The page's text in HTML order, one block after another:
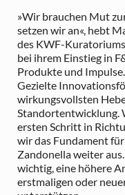
»Wir brauchen Mut
setzen wir an«, hebt
des KWF-
bei ihrem Einstieg in
Produkte und
Gezielte
wirkungsvollsten
Standortentwicklung.
ersten Schritt in
wir das Fundament
Zandonella weiter
wichtig, eine höhere
erstmaligen oder